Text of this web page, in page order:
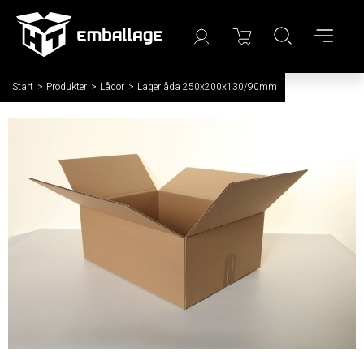
Start / Produkter / Lådor / Lagerlåda 250x200x130/90mm